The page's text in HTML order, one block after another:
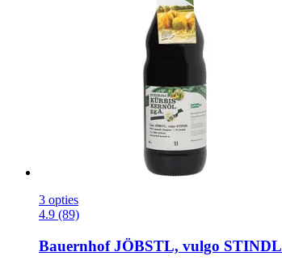
3 opties
4.9 (89)
Bauernhof JÖBSTL, vulgo STINDL